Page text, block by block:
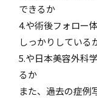
できるか
4.や術後フォロー
しっかりしている
5.や日本美容外科
るか
また、過去の症例